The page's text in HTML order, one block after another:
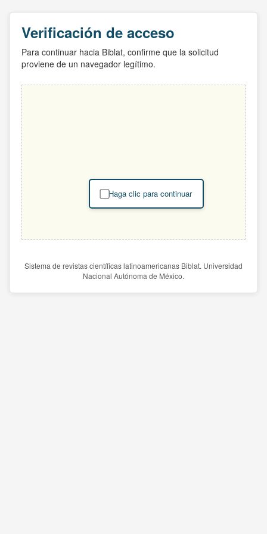
Verificación de acceso
Para continuar hacia Biblat, confirme que la solicitud
proviene de un navegador legítimo.
Haga clic para continuar
Sistema de revistas científicas latinoamericanas Biblat. Universidad
Nacional Autónoma de México.